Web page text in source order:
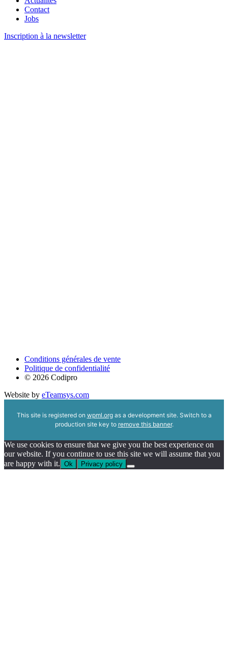
Contact
Jobs
Inscription à la newsletter
Conditions générales de vente
Politique de confidentialité
© 2026 Codipro
Website by eTeamsys.com
This site is registered on wpml.orgas a development site. Switch to a
production site key to remove this banner.
We use cookies to ensure that we give you the best experience on
our website. If you continue to use this site we will assume that you
are happy with it. Ok Privacy policy